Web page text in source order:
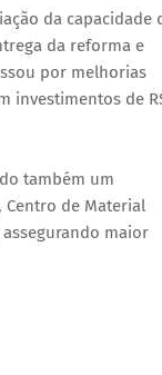
da capacidade
da reforma e
por melhorias
investimentos de
também um
Centro de Material
maior